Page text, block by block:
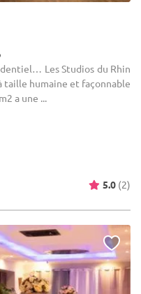
Les Studios du Rhin
taille humaine et façonnable
a une ...
5.0 (2)